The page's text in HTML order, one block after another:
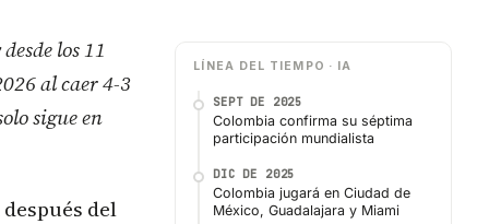
los 11
al caer 4-3
sigue en
del
LÍNEA DEL TIEMPO · IA
SEPT DE 2025
Colombia confirma su séptima
participación mundialista
DIC DE 2025
Colombia jugará en Ciudad de
México, Guadalajara y Miami